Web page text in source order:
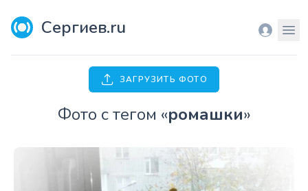
Сергиев.ru Вход
ЗАГРУЗИТЬ ФОТО
Фото с тегом «ромашки»